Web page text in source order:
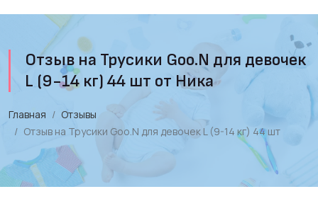
Отзыв на Трусики Goo.N для девочек
L (9-14 кг) 44 шт от Ника
Главная
Отзывы
Отзыв на Трусики Goo.N для девочек L (9-14 кг) 44 шт